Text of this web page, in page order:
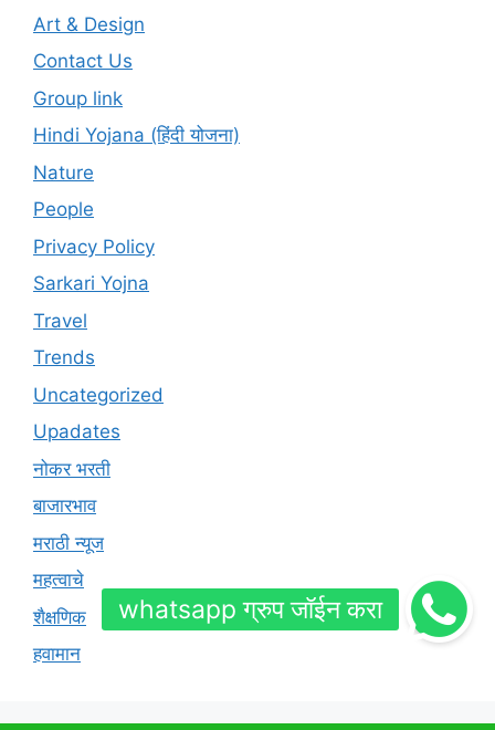
Art & Design
Contact Us
Group link
Hindi Yojana (हिंदी योजना)
Nature
People
Privacy Policy
Sarkari Yojna
Travel
Trends
Uncategorized
Upadates
नोकर भरती
बाजारभाव
मराठी न्यूज
महत्वाचे
शैक्षणिक
हवामान